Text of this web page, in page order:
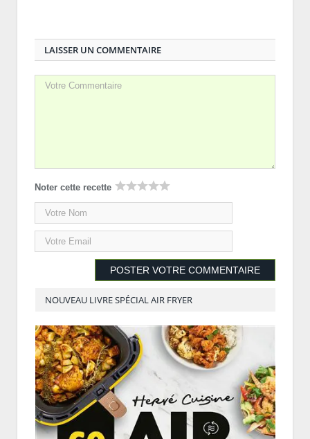
LAISSER UN COMMENTAIRE
Noter cette recette
NOUVEAU LIVRE SPÉCIAL AIR FRYER